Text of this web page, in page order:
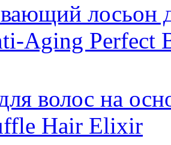
лосьон
Aging Perfect
волос на
Hair Elixir